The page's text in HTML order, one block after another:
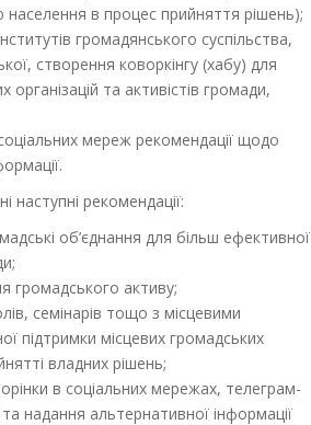
населення в процес прийняття рішень);
громадянського суспільства,
створення коворкінгу (хабу) для
та активістів громади,
мереж рекомендації щодо
наступні рекомендації:
об’єднання для більш ефективної
громадського активу;
семінарів тощо з місцевими
підтримки місцевих громадських
владних рішень;
в соціальних мережах, телеграм-
надання альтернативної інформації